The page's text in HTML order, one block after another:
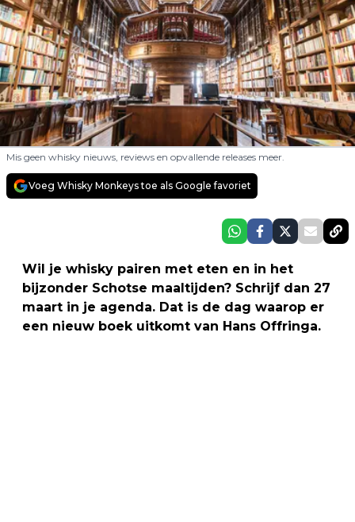
Mis geen whisky nieuws, reviews en opvallende releases meer.
Voeg Whisky Monkeys toe als Google favoriet
Wil je whisky pairen met eten en in het
bijzonder Schotse maaltijden? Schrijf dan 27
maart in je agenda. Dat is de dag waarop er
een nieuw boek uitkomt van Hans Offringa.